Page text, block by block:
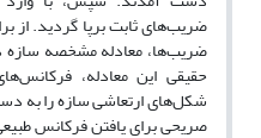
ضریب‌های ثابت برپا گردید. از
ضریب‌ها، معادله مشخصه
حقیقی این معادله،
شکل‌های ارتعاشی سازه را به